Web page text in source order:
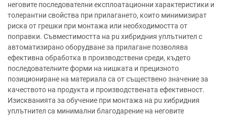
неговите последователни експлоатационни характеристики и
толерантни свойства при прилагането, които минимизират
риска от грешки при монтажа или необходимостта от
поправки. Съвместимостта на pu хибридния уплътнител с
автоматизирано оборудване за прилагане позволява
ефективна обработка в производствени среди, където
последователните форми на нишката и прецизното
позициониране на материала са от съществено значение за
качеството на продукта и производствената ефективност.
Изискванията за обучение при монтажа на pu хибридния
уплътнител са минимални благодарение на неговите